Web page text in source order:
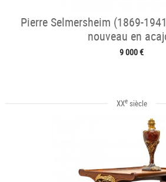
Pierre Selmersheim (1869-
nouveau en
9 000 €
XXesiècle